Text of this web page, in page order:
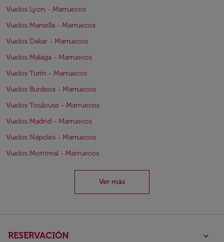
Vuelos Lyon - Marruecos
Vuelos Marsella - Marruecos
Vuelos Dakar - Marruecos
Vuelos Málaga - Marruecos
Vuelos Turín - Marruecos
Vuelos Burdeos - Marruecos
Vuelos Toulouse - Marruecos
Vuelos Madrid - Marruecos
Vuelos Nápoles - Marruecos
Vuelos Montreal - Marruecos
Ver más
RESERVACIÓN keyboard_arrow_down